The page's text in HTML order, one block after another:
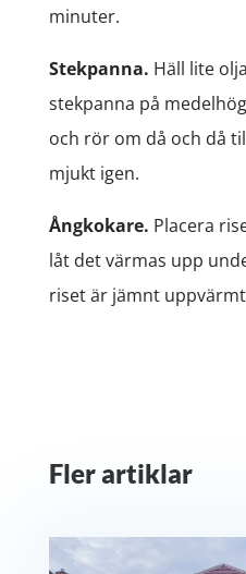
minuter.
Stekpanna. Häll lite
stekpanna på
och rör om då och då
mjukt igen.
Ångkokare. Placera
låt det värmas upp
riset är jämnt
Fler artiklar